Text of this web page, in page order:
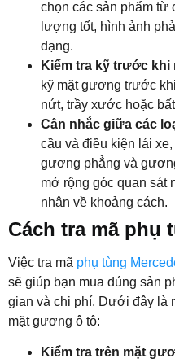
chọn các sản phẩm từ
lượng tốt, hình ảnh
dạng.
Kiểm tra kỹ trước khi
kỹ mặt gương trước
nứt, trầy xước hoặc
Cân nhắc giữa các
cầu và điều kiện lái
gương phẳng và
mở rộng góc quan sát
nhận về khoảng cách.
Cách tra mã phụ
Việc tra mã phụ tùng
sẽ giúp bạn mua đúng sản
gian và chi phí. Dưới đây là
mặt gương ô tô:
Kiểm tra trên mặt